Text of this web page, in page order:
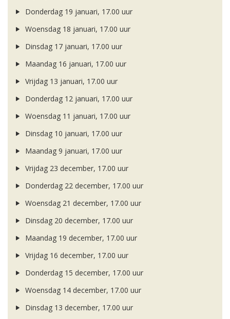
Donderdag 19 januari, 17.00 uur
Woensdag 18 januari, 17.00 uur
Dinsdag 17 januari, 17.00 uur
Maandag 16 januari, 17.00 uur
Vrijdag 13 januari, 17.00 uur
Donderdag 12 januari, 17.00 uur
Woensdag 11 januari, 17.00 uur
Dinsdag 10 januari, 17.00 uur
Maandag 9 januari, 17.00 uur
Vrijdag 23 december, 17.00 uur
Donderdag 22 december, 17.00 uur
Woensdag 21 december, 17.00 uur
Dinsdag 20 december, 17.00 uur
Maandag 19 december, 17.00 uur
Vrijdag 16 december, 17.00 uur
Donderdag 15 december, 17.00 uur
Woensdag 14 december, 17.00 uur
Dinsdag 13 december, 17.00 uur